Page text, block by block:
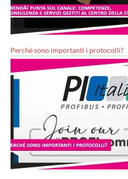
Perché sono importanti i protocolli?